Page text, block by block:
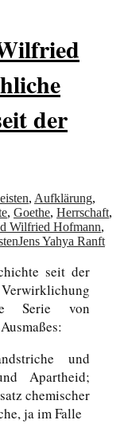
der
, Aufklärung,
, Goethe, Herrschaft,
Wilfried Hofmann,
Jens Yahya Ranft
seit der
Serie von
und
Apartheid;
chemischer
ja im Falle